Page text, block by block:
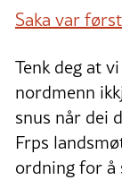
Saka var
Tenk deg at
nordmenn
snus når dei
Frps
ordning for å